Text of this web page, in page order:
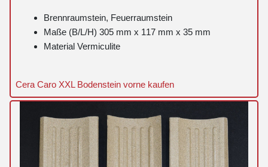
Brennraumstein, Feuerraumstein
Maße (B/L/H) 305 mm x 117 mm x 35 mm
Material Vermiculite
Cera Caro XXL Bodenstein vorne kaufen